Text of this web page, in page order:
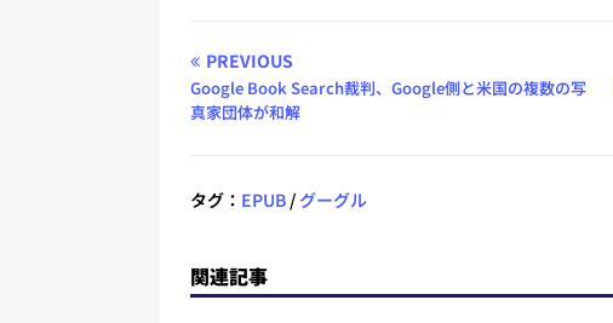
PREVIOUS
Google Book Search裁判、Google側と米国の複数の写
真家団体が和解
タグ： EPUB / グーグル
関連記事